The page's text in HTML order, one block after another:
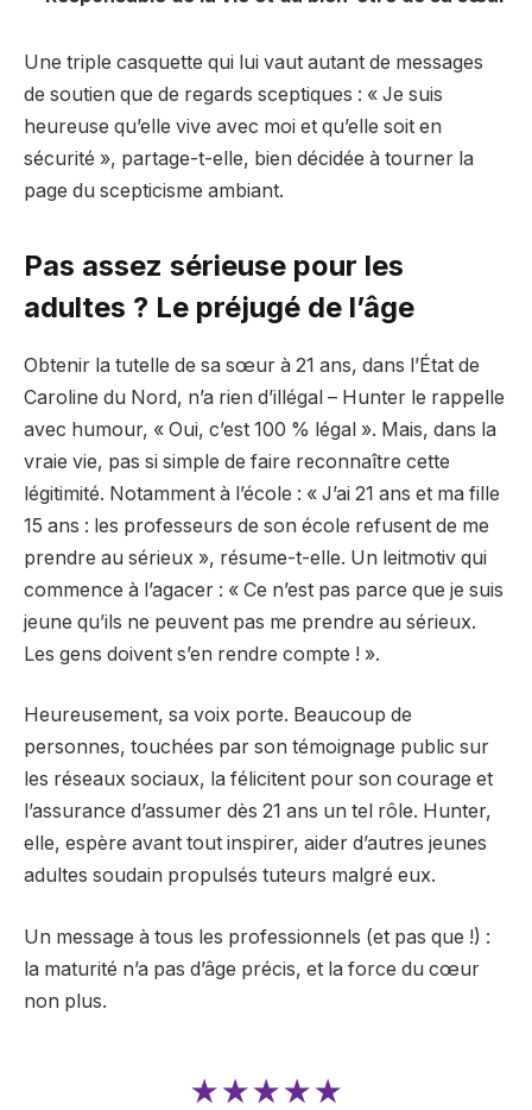
Une triple casquette qui lui vaut autant de messages
de soutien que de regards sceptiques : « Je suis
heureuse qu’elle vive avec moi et qu’elle soit en
sécurité », partage-t-elle, bien décidée à tourner la
page du scepticisme ambiant.
Pas assez sérieuse pour les
adultes ? Le préjugé de l’âge
Obtenir la tutelle de sa sœur à 21 ans, dans l’État de
Caroline du Nord, n’a rien d’illégal – Hunter le rappelle
avec humour, « Oui, c’est 100 % légal ». Mais, dans la
vraie vie, pas si simple de faire reconnaître cette
légitimité. Notamment à l’école : « J’ai 21 ans et ma fille
15 ans : les professeurs de son école refusent de me
prendre au sérieux », résume-t-elle. Un leitmotiv qui
commence à l’agacer : « Ce n’est pas parce que je suis
jeune qu’ils ne peuvent pas me prendre au sérieux.
Les gens doivent s’en rendre compte ! ».
Heureusement, sa voix porte. Beaucoup de
personnes, touchées par son témoignage public sur
les réseaux sociaux, la félicitent pour son courage et
l’assurance d’assumer dès 21 ans un tel rôle. Hunter,
elle, espère avant tout inspirer, aider d’autres jeunes
adultes soudain propulsés tuteurs malgré eux.
Un message à tous les professionnels (et pas que !) :
la maturité n’a pas d’âge précis, et la force du cœur
non plus.
★★★★★